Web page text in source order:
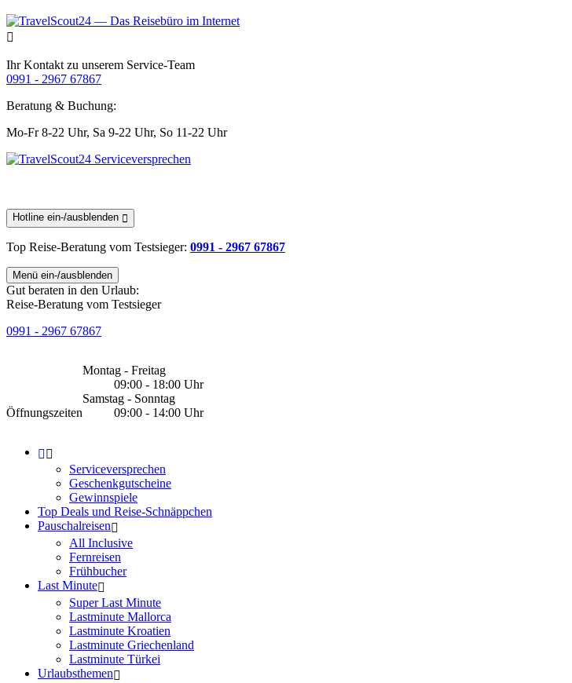
Ihr Kontakt zu unserem Service-Team
0991 - 2967 67867
Beratung & Buchung:
Mo-Fr 8-22 Uhr, Sa 9-22 Uhr, So 11-22 Uhr
Hotline ein-/ausblenden
Top Reise-Beratung vom Testsieger: 0991 - 2967 67867
Menü ein-/ausblenden
Gut beraten in den Urlaub:
Reise-Beratung vom Testsieger
0991 - 2967 67867
Öffnungszeiten
Montag - Freitag
09:00 - 18:00 Uhr
Samstag - Sonntag
09:00 - 14:00 Uhr
Serviceversprechen
Geschenkgutscheine
Gewinnspiele
Top Deals und Reise-Schnäppchen
Pauschalreisen
All Inclusive
Fernreisen
Frühbucher
Last Minute
Super Last Minute
Lastminute Mallorca
Lastminute Kroatien
Lastminute Griechenland
Lastminute Türkei
Urlaubsthemen